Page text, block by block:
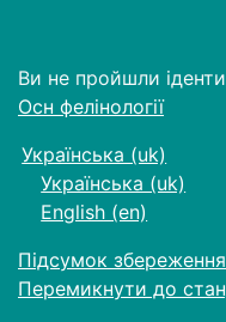
Ви не пройшли
Осн фелінології
Українська ‎(uk)‎
Українська ‎(uk)‎
English ‎(en)‎
Підсумок
Перемикнути до